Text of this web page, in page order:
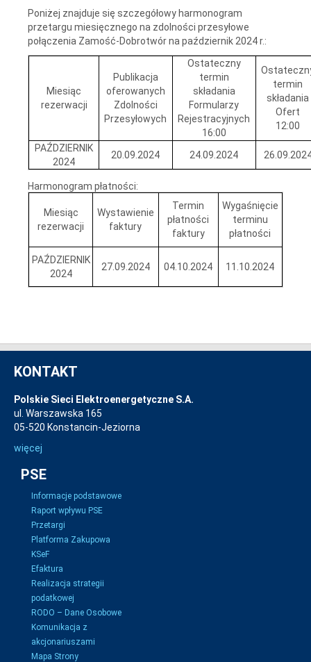
Poniżej znajduje się szczegółowy harmonogram
przetargu miesięcznego na zdolności przesyłowe
połączenia Zamość-Dobrotwór na październik 2024 r.:
Miesiąc
rezerwacji
Publikacja
oferowanych
Zdolności
Przesyłowych
Ostateczny
termin
składania
Formularzy
Rejestracyjnych
16:00
termin
składania
Ofert
12:00
PAŹDZIERNIK
2024
20.09.2024 24.09.2024
Harmonogram płatności:
Miesiąc
rezerwacji
Wystawienie
faktury
Termin
płatności
faktury
Wygaśnięcie
terminu
płatności
PAŹDZIERNIK
2024
27.09.2024 04.10.2024 11.10.2024
KONTAKT
Polskie Sieci Elektroenergetyczne S.A.
ul. Warszawska 165
05-520 Konstancin-Jeziorna
więcej
PSE
Informacje podstawowe
Raport wpływu PSE
Przetargi
Platforma Zakupowa
KSeF
Efaktura
Realizacja strategii
podatkowej
RODO – Dane Osobowe
Komunikacja z
akcjonariuszami
Mapa Strony